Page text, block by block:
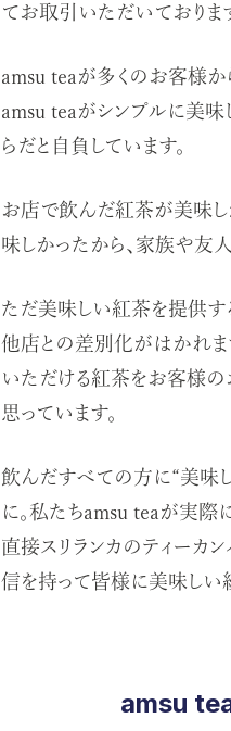
てお取引いただいておりま
amsu teaが多くのお客様か
amsu teaがシンプルに美味
らだと自負しています。
お店で飲んだ紅茶が美味し
味しかったから、家族や友
ただ美味しい紅茶を提供す
他店との差別化がはかれま
いただける紅茶をお客様の
思っています。
飲んだすべての方に“美味
に。私たちamsu teaが実際
直接スリランカのティーカ
信を持って皆様に美味しい
amsu